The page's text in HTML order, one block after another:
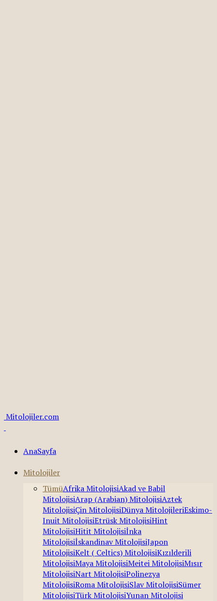
Mitolojiler.com
AnaSayfa
Mitolojiler
TümüAfrika MitolojisiAkad ve Babil
MitolojisiArap (Arabian) MitolojisiAztek
MitolojisiÇin MitolojisiDünya MitolojileriEskimo-
Inuit MitolojisiEtrüsk MitolojisiHint
MitolojisiHitit Mitolojisiİnka
Mitolojisiİskandinav MitolojisiJapon
MitolojisiKelt ( Celtics) MitolojisiKızılderili
MitolojisiMaya MitolojisiMeitei MitolojisiMısır
MitolojisiNart MitolojisiPolinezya
MitolojisiRoma MitolojisiSlav MitolojisiSümer
MitolojisiTürk MitolojisiYunan Mitolojisi